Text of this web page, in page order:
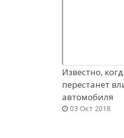
Известно,
перестанет
автомобиля
03 Окт 2018